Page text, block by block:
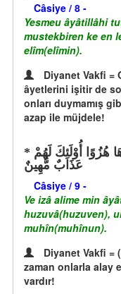
Câsiye / 8 -
Yesmeu âyâtillâhi
mustekbiren ke en
elîm(elîmin).
Diyanet Vakfi =
âyetlerini işitir de
onları duymamış
azap ile müjdele!
عَذَابٌ مُّهِينٌ
Câsiye / 9 -
Ve izâ alime min
huzuvâ(huzuven),
muhîn(muhînun).
Diyanet Vakfi =
zaman onlarla alay
vardır!